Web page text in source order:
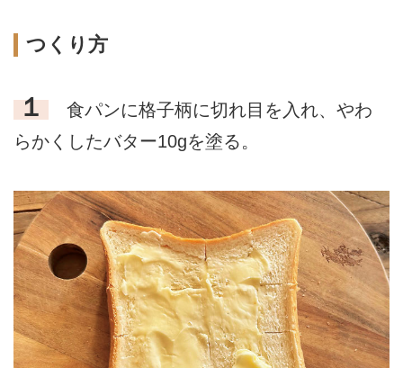
つくり方
１
食パンに格子柄に切れ目を入れ、やわ
らかくしたバター10gを塗る。